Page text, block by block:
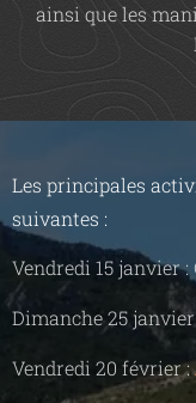
ainsi que les
Les principales
suivantes :
Vendredi 15 janvier :
Dimanche 25 janvier
Vendredi 20 février :